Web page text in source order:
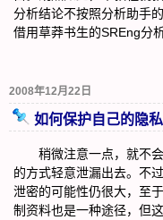
分析结论不按照分析助手
借用草莽书生的SREng分
2008年12月22日
如何保护自己的隐私
稍微注意一点，就不会
的方式轻意泄漏出去。不
泄密的可能性仍很大，至
制资料也是一种途径，但